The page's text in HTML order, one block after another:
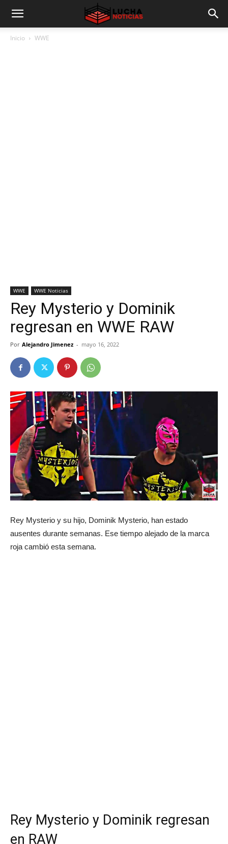
Inicio WWE
WWE WWE Noticias
Rey Mysterio y Dominik
regresan en WWE RAW
Por Alejandro Jimenez - mayo 16, 2022
Rey Mysterio y su hijo, Dominik Mysterio, han estado
ausentes durante semanas. Ese tiempo alejado de la marca
roja cambió esta semana.
Rey Mysterio y Dominik regresan
en RAW